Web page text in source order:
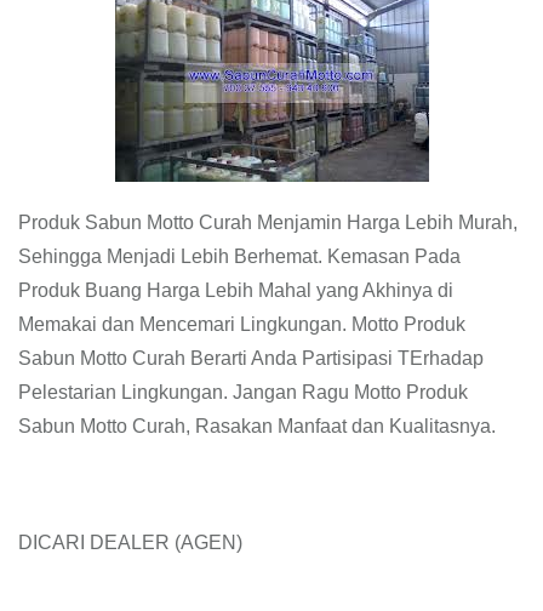
Produk Sabun Motto Curah Menjamin Harga Lebih Murah,
Sehingga Menjadi Lebih Berhemat. Kemasan Pada
Produk Buang Harga Lebih Mahal yang Akhinya di
Memakai dan Mencemari Lingkungan. Motto Produk
Sabun Motto Curah Berarti Anda Partisipasi TErhadap
Pelestarian Lingkungan. Jangan Ragu Motto Produk
Sabun Motto Curah, Rasakan Manfaat dan Kualitasnya.
DICARI DEALER (AGEN)